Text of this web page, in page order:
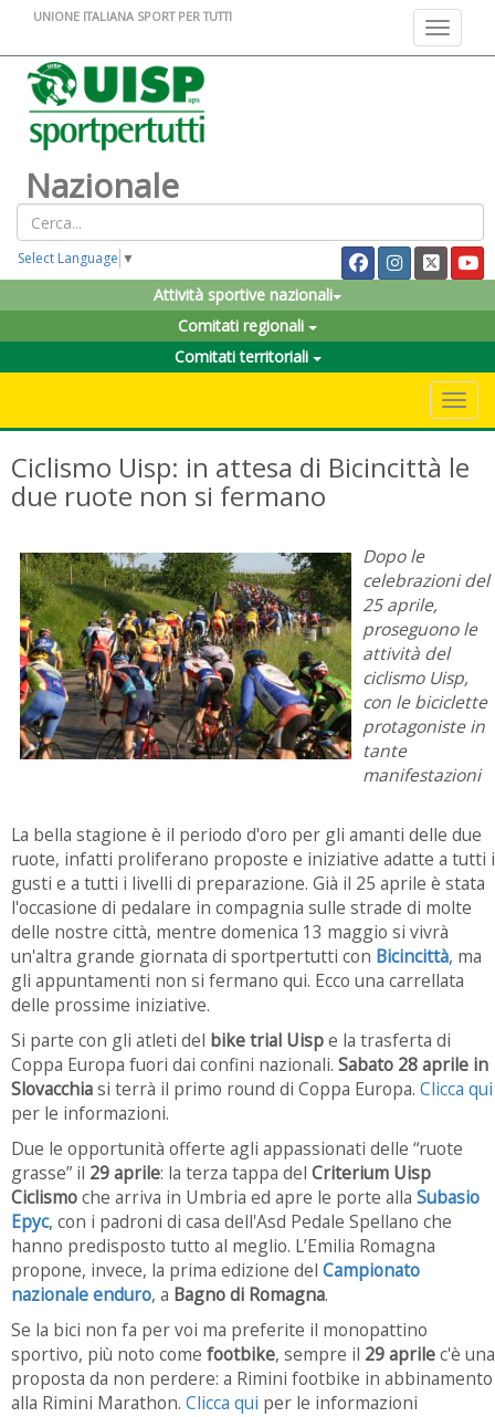
Toggle
UNIONE ITALIANA SPORT PER TUTTI
Nazionale
Select Language ▼
Attività sportive nazionali
Comitati regionali
Comitati territoriali
Ciclismo Uisp: in attesa di Bicincittà le
due ruote non si fermano
Dopo le
celebrazioni del
25 aprile,
proseguono le
attività del
ciclismo Uisp,
con le biciclette
protagoniste in
tante
manifestazioni
La bella stagione è il periodo d'oro per gli amanti delle due
ruote, infatti proliferano proposte e iniziative adatte a tutti i
gusti e a tutti i livelli di preparazione. Già il 25 aprile è stata
l'occasione di pedalare in compagnia sulle strade di molte
delle nostre città, mentre domenica 13 maggio si vivrà
un'altra grande giornata di sportpertutti con Bicincittà, ma
gli appuntamenti non si fermano qui. Ecco una carrellata
delle prossime iniziative.
Si parte con gli atleti del bike trial Uispe la trasferta di
Coppa Europa fuori dai confini nazionali. Sabato 28 aprile in
Slovacchiasi terrà il primo round di Coppa Europa. Clicca qui
per le informazioni.
Due le opportunità offerte agli appassionati delle “ruote
grasse” il 29 aprile: la terza tappa del Criterium Uisp
Ciclismoche arriva in Umbria ed apre le porte alla Subasio
Epyc, con i padroni di casa dell'Asd Pedale Spellano che
hanno predisposto tutto al meglio. L’Emilia Romagna
propone, invece, la prima edizione del Campionato
nazionale enduro, a Bagno di Romagna.
Se la bici non fa per voi ma preferite il monopattino
sportivo, più noto come footbike, sempre il 29 aprilec'è una
proposta da non perdere: a Rimini footbike in abbinamento
alla Rimini Marathon. Clicca qui per le informazioni